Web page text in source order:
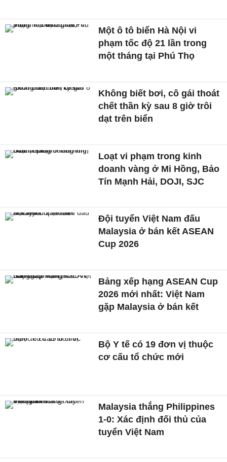
Một ô tô biển Hà Nội vi
phạm tốc độ 21 lần trong
một tháng tại Phú Thọ
Không biết bơi, cô gái thoát
chết thần kỳ sau 8 giờ trôi
dạt trên biển
Loạt vi phạm trong kinh
doanh vàng ở Mi Hồng, Bảo
Tín Mạnh Hải, DOJI, SJC
Đội tuyển Việt Nam đấu
Malaysia ở bán kết ASEAN
Cup 2026
Bảng xếp hạng ASEAN Cup
2026 mới nhất: Việt Nam
gặp Malaysia ở bán kết
Bộ Y tế có 19 đơn vị thuộc
cơ cấu tổ chức mới
Malaysia thắng Philippines
1-0: Xác định đối thủ của
tuyển Việt Nam